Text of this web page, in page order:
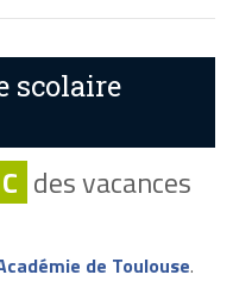
scolaire
des vacances
de Toulouse.